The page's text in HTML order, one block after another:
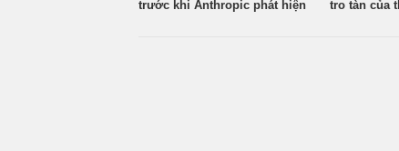
trước khi Anthropic phát hiện
tro tàn của